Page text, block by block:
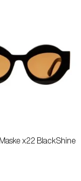
x22 BlackShine